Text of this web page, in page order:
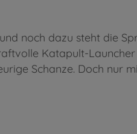
noch dazu steht die
Katapult-
Schanze. Doch nur